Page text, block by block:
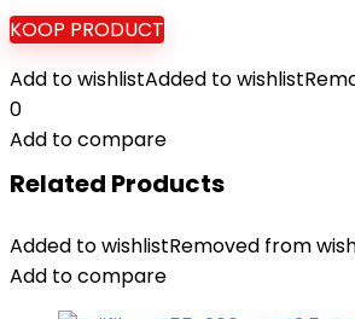
KOOP PRODUCT
Add to wishlistAdded to wishlist
0
Add to compare
Related Products
Added to wishlistRemoved from
Add to compare